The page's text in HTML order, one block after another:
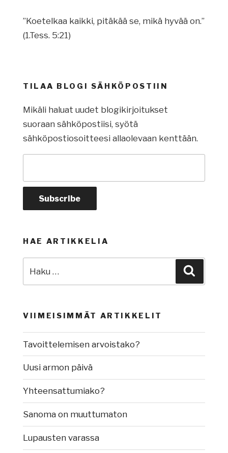
”Koetelkaa kaikki, pitäkää se, mikä hyvää on.”
(1.Tess. 5:21)
TILAA BLOGI SÄHKÖPOSTIIN
Mikäli haluat uudet blogikirjoitukset
suoraan sähköpostiisi, syötä
sähköpostiosoitteesi allaolevaan kenttään.
HAE ARTIKKELIA
VIIMEISIMMÄT ARTIKKELIT
Tavoittelemisen arvoistako?
Uusi armon päivä
Yhteensattumiako?
Sanoma on muuttumaton
Lupausten varassa